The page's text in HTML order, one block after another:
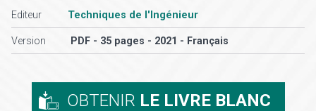
Editeur Techniques de l'Ingénieur
Version PDF - 35 pages - 2021 - Français
OBTENIR LE LIVRE BLANC